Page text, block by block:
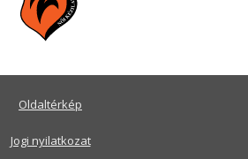
Oldaltérkép
Jogi nyilatkozat